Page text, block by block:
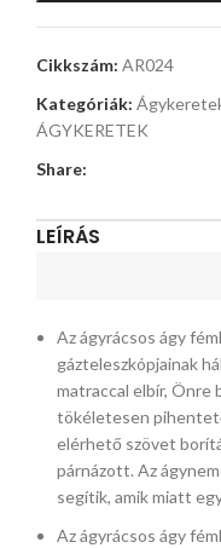
Cikkszám: AR024
Kategóriák:
ÁGYKERETEK
Share:
LEÍRÁS
Az ágyrácsos ágy
gázteleszkópjainak
matraccal elbír, Önre
tökéletesen
elérhető szövet
párnázott. Az
segítik, amik miatt
Az ágyrácsos ágy